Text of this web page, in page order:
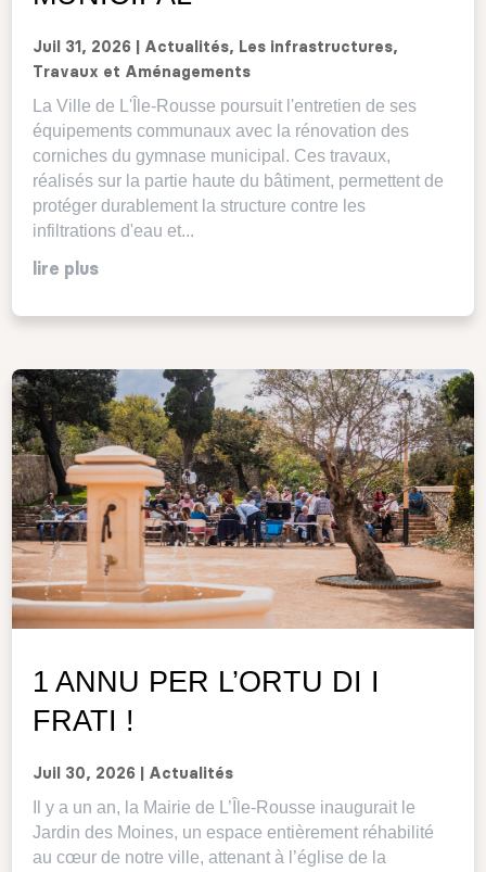
Juil 31, 2026 Actualités, Les infrastructures,
Travaux et Aménagements
La Ville de L'Île-Rousse poursuit l'entretien de ses
équipements communaux avec la rénovation des
corniches du gymnase municipal. Ces travaux,
réalisés sur la partie haute du bâtiment, permettent de
protéger durablement la structure contre les
infiltrations d'eau et...
lire plus
1 ANNU PER L’ORTU DI I
FRATI !
Juil 30, 2026 Actualités
Il y a un an, la Mairie de L’Île-Rousse inaugurait le
Jardin des Moines, un espace entièrement réhabilité
au cœur de notre ville, attenant à l’église de la